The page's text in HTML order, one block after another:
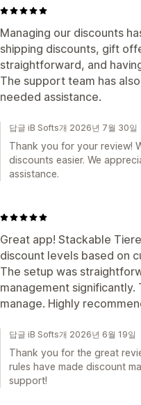
Managing our discounts
shipping discounts, gift
straightforward, and
The support team has
needed assistance.
답글 iB Softs개 2026년 7월 30일
Thank you for your review!
discounts easier. We
assistance.
Great app! Stackable
discount levels based on
The setup was
management
manage. Highly
답글 iB Softs개 2026년 6월 19일
Thank you for the great
rules have made discount
support!